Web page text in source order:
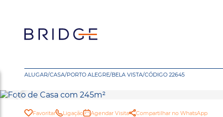
ALUGAR/CASA/PORTO ALEGRE/BELA VISTA/CÓDIGO 22645
Favoritar Ligação Agendar Visita Compartilhar no WhatsApp